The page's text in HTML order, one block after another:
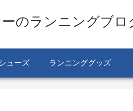
のランニングブロ
ューズ ランニンググッズ